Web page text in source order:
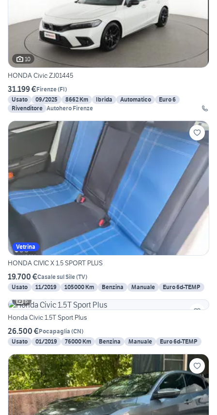
10
HONDA Civic ZJ01445
31.199 €Firenze(FI)
Usato
09/2025 8662 Km Ibrida Automatico
Euro 6
Rivenditore Autohero Firenze
Vetrina
HONDA CIVIC X 1.5 SPORT PLUS
19.700 €Casale sul Sile(TV)
Usato
11/2019 105000 Km Benzina Manuale
Euro 6d-TEMP
6
Honda Civic 1.5T Sport Plus
26.500 €Pocapaglia (CN)
Usato
01/2019 76000 Km Benzina Manuale Euro 6d-TEMP